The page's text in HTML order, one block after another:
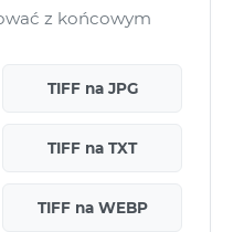
z końcowym
TIFF na JPG
TIFF na TXT
TIFF na WEBP